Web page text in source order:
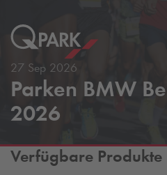
27 Sep 2026
Parken BMW
2026
Verfügbare Produkte